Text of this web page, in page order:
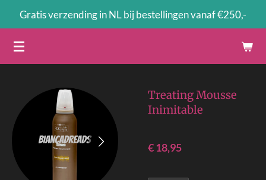
naar
hoofdinhoud
Gratis verzending in NL bij bestellingen vanaf €250,-
Treating Mousse
Inimitable
€ 18,95